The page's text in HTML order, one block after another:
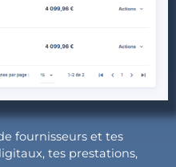
fournisseurs et tes
tes prestations,